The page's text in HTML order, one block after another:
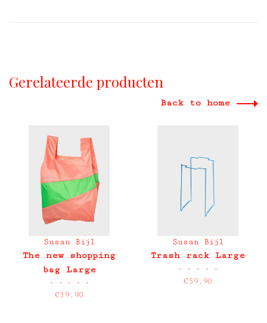
Gerelateerde producten
Back to home
Susan Bijl
The new shopping
bag Large
• • • • •
€39,90
Susan Bijl
Trash rack Large
• • • • •
€59,90